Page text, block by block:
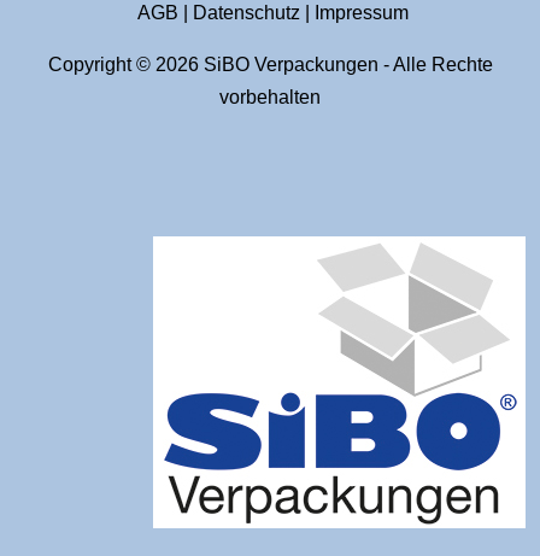
AGB Datenschutz Impressum
Copyright © 2026 SiBO Verpackungen - Alle Rechte
vorbehalten